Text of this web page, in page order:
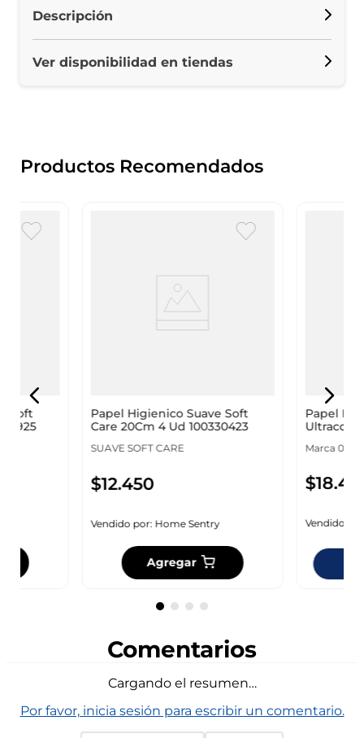
Descripción
Ver disponibilidad en tiendas
Productos Recomendados
Soft
Papel Higienico Suave Soft
Care 20Cm 4 Ud 100330423
SUAVE SOFT CARE
$12.450
Vendido por: Home Sentry
Agregar
Papel
Marca
$18.
Vendido
Comentarios
Cargando el resumen…
Por favor, inicia sesión para escribir un comentario.